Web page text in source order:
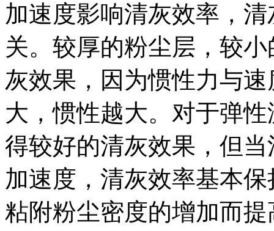
加速度影响清灰效率，
关。较厚的粉尘层，较
灰效果，因为惯性力与
大，惯性越大。对于弹
得较好的清灰效果，但
加速度，清灰效率基本
粘附粉尘密度的增加而